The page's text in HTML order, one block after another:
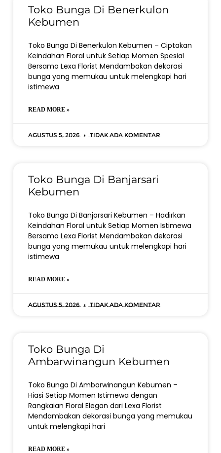
Toko Bunga Di Benerkulon
Kebumen
Toko Bunga Di Benerkulon Kebumen – Ciptakan
Keindahan Floral untuk Setiap Momen Spesial
Bersama Lexa Florist Mendambakan dekorasi
bunga yang memukau untuk melengkapi hari
istimewa
READ MORE »
Agustus 5, 2026 Tidak ada komentar
Toko Bunga Di Banjarsari
Kebumen
Toko Bunga Di Banjarsari Kebumen – Hadirkan
Keindahan Floral untuk Setiap Momen Istimewa
Bersama Lexa Florist Mendambakan dekorasi
bunga yang memukau untuk melengkapi hari
istimewa
READ MORE »
Agustus 5, 2026 Tidak ada komentar
Toko Bunga Di
Ambarwinangun Kebumen
Toko Bunga Di Ambarwinangun Kebumen –
Hiasi Setiap Momen Istimewa dengan
Rangkaian Floral Elegan dari Lexa Florist
Mendambakan dekorasi bunga yang memukau
untuk melengkapi hari
READ MORE »